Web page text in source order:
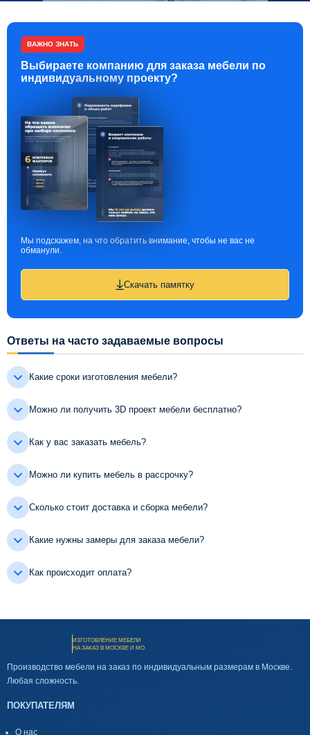
ВАЖНО ЗНАТЬ
Выбираете компанию для заказа мебели по
индивидуальному проекту?
Мы подскажем, на что обратить внимание, чтобы не вас не
обманули.
Скачать памятку
Ответы на часто задаваемые вопросы
Какие сроки изготовления мебели?
Можно ли получить 3D проект мебели бесплатно?
Как у вас заказать мебель?
Можно ли купить мебель в рассрочку?
Сколько стоит доставка и сборка мебели?
Какие нужны замеры для заказа мебели?
Как происходит оплата?
ИЗГОТОВЛЕНИЕ МЕБЕЛИ
НА ЗАКАЗ В МОСКВЕ И МО
Производство мебели на заказ по индивидуальным размерам в Москве.
Любая сложность.
ПОКУПАТЕЛЯМ
О нас